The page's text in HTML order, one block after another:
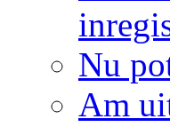
Nu
Am